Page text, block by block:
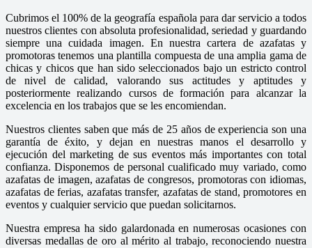
Cubrimos el 100% de la geografía española para dar servicio a todos
nuestros clientes con absoluta profesionalidad, seriedad y guardando
siempre una cuidada imagen. En nuestra cartera de azafatas y
promotoras tenemos una plantilla compuesta de una amplia gama de
chicas y chicos que han sido seleccionados bajo un estricto control
de nivel de calidad, valorando sus actitudes y aptitudes y
posteriormente realizando cursos de formación para alcanzar la
excelencia en los trabajos que se les encomiendan.
Nuestros clientes saben que más de 25 años de experiencia son una
garantía de éxito, y dejan en nuestras manos el desarrollo y
ejecución del marketing de sus eventos más importantes con total
confianza. Disponemos de personal cualificado muy variado, como
azafatas de imagen, azafatas de congresos, promotoras con idiomas,
azafatas de ferias, azafatas transfer, azafatas de stand, promotores en
eventos y cualquier servicio que puedan solicitarnos.
Nuestra empresa ha sido galardonada en numerosas ocasiones con
diversas medallas de oro al mérito al trabajo, reconociendo nuestra